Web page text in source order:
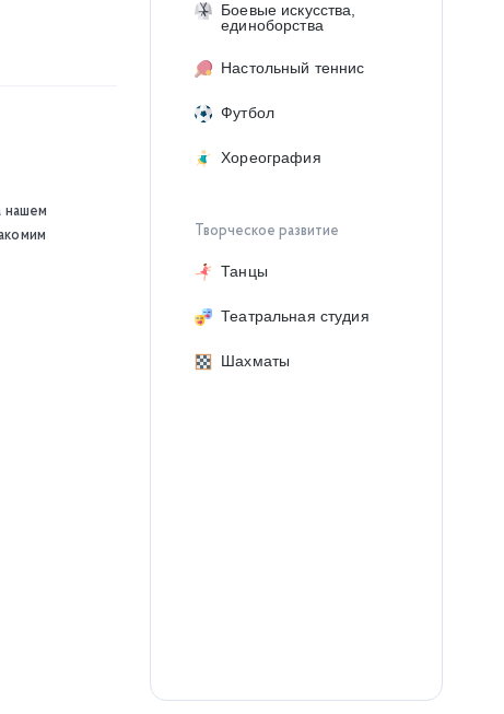
нашем
Боевые искусства,
единоборства
Настольный теннис
Футбол
Хореография
Творческое развитие
Танцы
Театральная студия
Шахматы